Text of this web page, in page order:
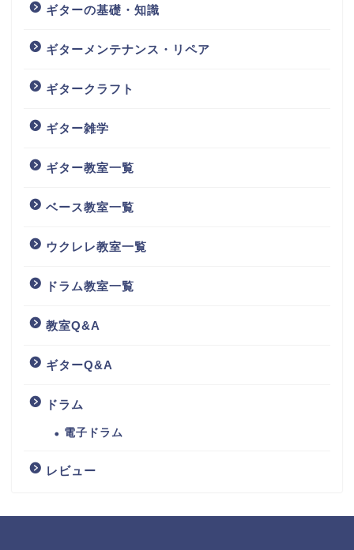
ギターの基礎・知識
ギターメンテナンス・リペア
ギタークラフト
ギター雑学
ギター教室一覧
ベース教室一覧
ウクレレ教室一覧
ドラム教室一覧
教室Q&A
ギターQ&A
ドラム
電子ドラム
レビュー